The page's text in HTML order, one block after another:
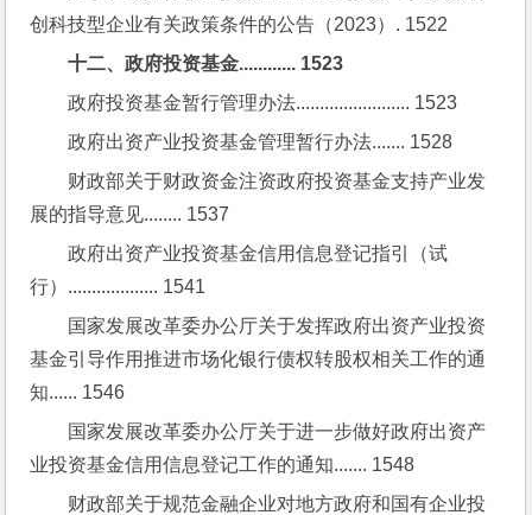
创科技型企业有关政策条件的公告（2023）. 1522
十二、政府投资基金............ 1523
政府投资基金暂行管理办法........................ 1523
政府出资产业投资基金管理暂行办法....... 1528
财政部关于财政资金注资政府投资基金支持产业发
展的指导意见........ 1537
政府出资产业投资基金信用信息登记指引（试
行）................... 1541
国家发展改革委办公厅关于发挥政府出资产业投资
基金引导作用推进市场化银行债权转股权相关工作的通
知...... 1546
国家发展改革委办公厅关于进一步做好政府出资产
业投资基金信用信息登记工作的通知....... 1548
财政部关于规范金融企业对地方政府和国有企业投